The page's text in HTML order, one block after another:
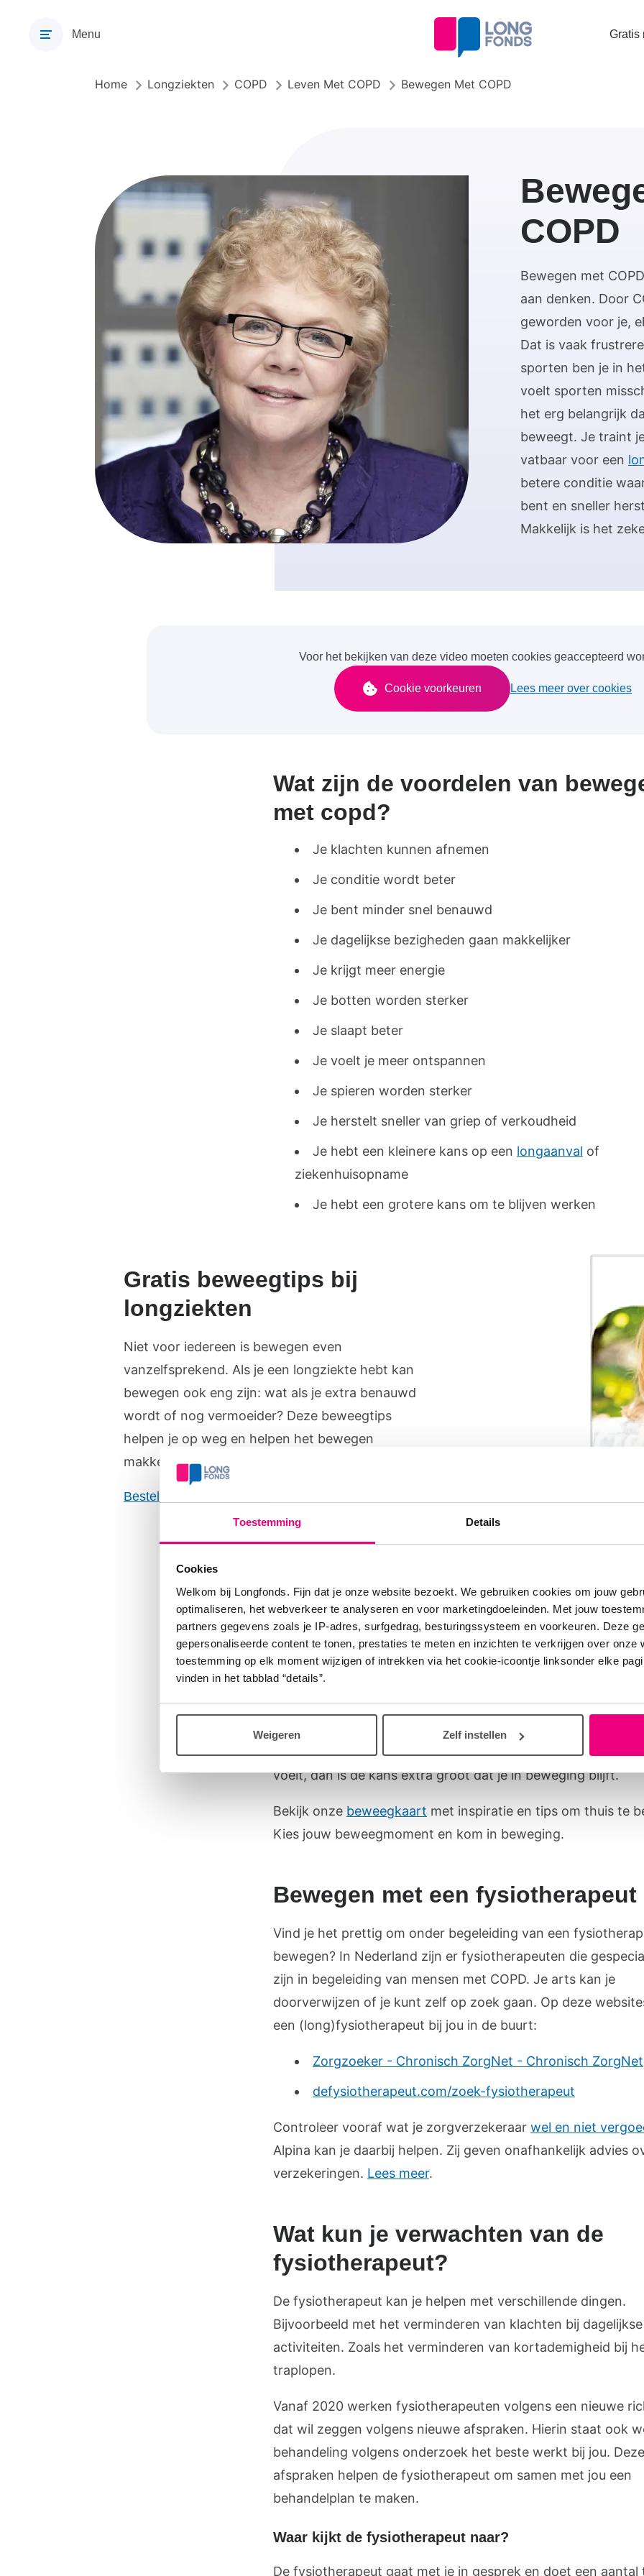
Toestemming Details
Cookies
Welkom bij Longfonds. Fijn dat je onze website bezoekt. We gebruiken cookies om jouw
optimaliseren, het webverkeer te analyseren en voor marketingdoeleinden. Met jouw
partners gegevens zoals je IP-adres, surfgedrag, besturingssysteem en voorkeuren. Deze
gepersonaliseerde content te tonen, prestaties te meten en inzichten te verkrijgen over onze
toestemming op elk moment wijzigen of intrekken via het cookie-icoontje linksonder elke
vinden in het tabblad “details”.
Weigeren Zelf instellen
Menu Gratis
Kruimelpad
Home Longziekten COPD Leven Met COPD Bewegen Met COPD
COPD
Bewegen met
aan denken. Door
geworden voor je,
Dat is vaak
sporten ben je in
voelt sporten
het erg belangrijk
beweegt. Je traint
vatbaar voor een
betere conditie
bent en sneller
Makkelijk is het
Voor het bekijken van deze video moeten cookies geaccepteerd
Cookie voorkeuren Lees meer over cookies
Wat zijn de voordelen van
met copd?
Je klachten kunnen afnemen
Je conditie wordt beter
Je bent minder snel benauwd
Je dagelijkse bezigheden gaan makkelijker
Je krijgt meer energie
Je botten worden sterker
Je slaapt beter
Je voelt je meer ontspannen
Je spieren worden sterker
Je herstelt sneller van griep of verkoudheid
Je hebt een kleinere kans op een longaanval of
ziekenhuisopname
Je hebt een grotere kans om te blijven werken
Gratis beweegtips bij
longziekten
Niet voor iedereen is bewegen even
vanzelfsprekend. Als je een longziekte hebt kan
bewegen ook eng zijn: wat als je extra benauwd
wordt of nog vermoeider? Deze beweegtips
helpen je op weg en helpen het bewegen
makkelijker vol te houden.
Bestel het gratis boekje
goed?
Alle vormen van bewegen zijn goed. Je hoeft niet op de
de sportschool, als je daar niet van houdt. Met een
de supermarkt heb je al een hele stap gezet. Wissel de
bewegen af. Veel mensen met COPD wandelen, tuinieren,
bike) of doen yoga. Je kunt zelf het beste inschatten wat je
niet kunt. Kies vooral een manier van bewegen waarbij jij je
voelt, dan is de kans extra groot dat je in beweging blijft.
Bekijk onze beweegkaart met inspiratie en tips om thuis te
Kies jouw beweegmoment en kom in beweging.
Bewegen met een fysiotherapeut
Vind je het prettig om onder begeleiding van een
bewegen? In Nederland zijn er fysiotherapeuten die
zijn in begeleiding van mensen met COPD. Je arts kan je
doorverwijzen of je kunt zelf op zoek gaan. Op deze
een (long)fysiotherapeut bij jou in de buurt:
Zorgzoeker - Chronisch ZorgNet - Chronisch ZorgNet
defysiotherapeut.com/zoek-fysiotherapeut
Controleer vooraf wat je zorgverzekeraar wel en niet
Alpina kan je daarbij helpen. Zij geven onafhankelijk advies
verzekeringen. Lees meer.
Wat kun je verwachten van de
fysiotherapeut?
De fysiotherapeut kan je helpen met verschillende dingen.
Bijvoorbeeld met het verminderen van klachten bij dagelijkse
activiteiten. Zoals het verminderen van kortademigheid bij
traplopen.
Vanaf 2020 werken fysiotherapeuten volgens een nieuwe
dat wil zeggen volgens nieuwe afspraken. Hierin staat ook
behandeling volgens onderzoek het beste werkt bij jou. Deze
afspraken helpen de fysiotherapeut om samen met jou een
behandelplan te maken.
Waar kijkt de fysiotherapeut naar?
De fysiotherapeut gaat met je in gesprek en doet een aantal